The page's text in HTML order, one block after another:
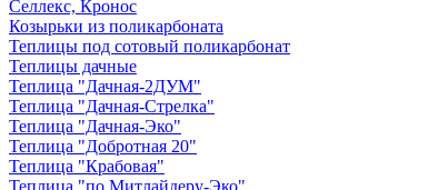
Селлекс, Кронос
Козырьки из поликарбоната
Теплицы под сотовый поликарбонат
Теплицы дачные
Теплица "Дачная-2ДУМ"
Теплица "Дачная-Стрелка"
Теплица "Дачная-Эко"
Теплица "Добротная 20"
Теплица "Крабовая"
Теплица "по Митлайдеру-Эко"